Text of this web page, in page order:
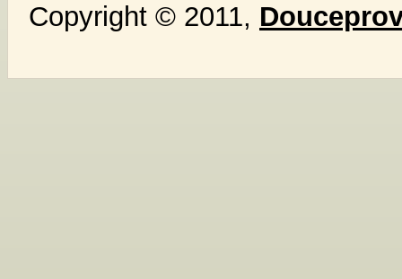
Copyright © 2011,